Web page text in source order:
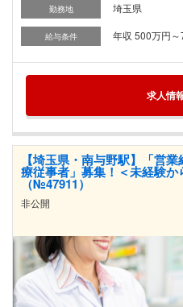
勤務地 埼玉県
給与条件 年収 500万円
求人情
【埼玉県・南与野駅】「営
療従事者」募集！＜未経験
（№47911）
非公開